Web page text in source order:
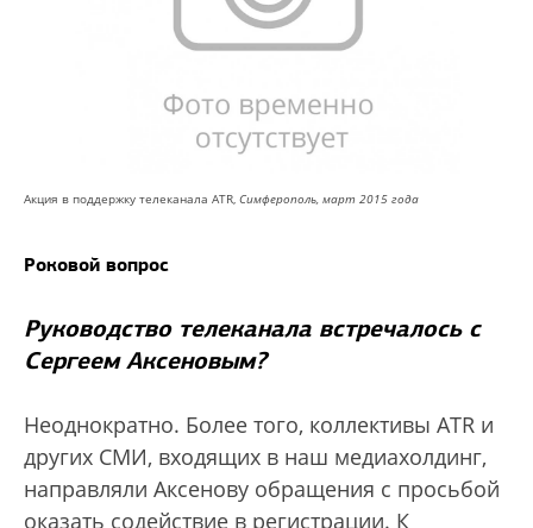
Акция в поддержку телеканала ATR, Симферополь, март 2015 года
Роковой вопрос
Руководство телеканала встречалось с
Сергеем Аксеновым?
Неоднократно. Более того, коллективы ATR и
других СМИ, входящих в наш медиахолдинг,
направляли Аксенову обращения с просьбой
оказать содействие в регистрации. К